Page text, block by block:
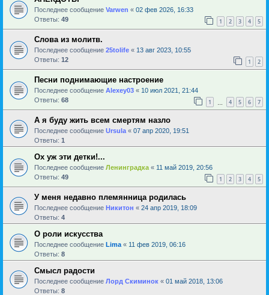
Последнее сообщение Varwen « 02 фев 2026, 16:33
Ответы: 49 1 2 3 4 5
Слова из молитв.
Последнее сообщение 25tolife « 13 авг 2023, 10:55
Ответы: 12 1 2
Песни поднимающие настроение
Последнее сообщение Alexey03 « 10 июл 2021, 21:44
Ответы: 68 1 4 5 6 7
А я буду жить всем смертям назло
Последнее сообщение Ursula « 07 апр 2020, 19:51
Ответы: 1
Ох уж эти детки!...
Последнее сообщение Ленинградка « 11 май 2019, 20:56
Ответы: 49 1 2 3 4 5
У меня недавно племянница родилась
Последнее сообщение Никитон « 24 апр 2019, 18:09
Ответы: 4
О роли искусства
Последнее сообщение Lima « 11 фев 2019, 06:16
Ответы: 8
Смысл радости
Последнее сообщение Лорд Скиминок « 01 май 2018, 13:06
Ответы: 8